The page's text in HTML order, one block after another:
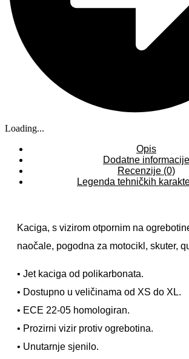
Loading...
Opis
Dodatne informacije
Recenzije (0)
Legenda tehničkih
Kaciga, s vizirom otpornim na
naočale, pogodna za motocikl, skuter,
• Jet kaciga od polikarbonata.
• Dostupno u veličinama od XS do XL.
• ECE 22-05 homologiran.
• Prozirni vizir protiv ogrebotina.
• Unutarnje sjenilo.